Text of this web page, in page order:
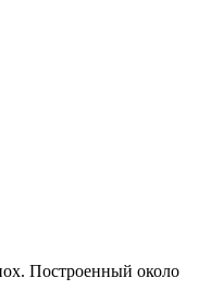
Построенный около